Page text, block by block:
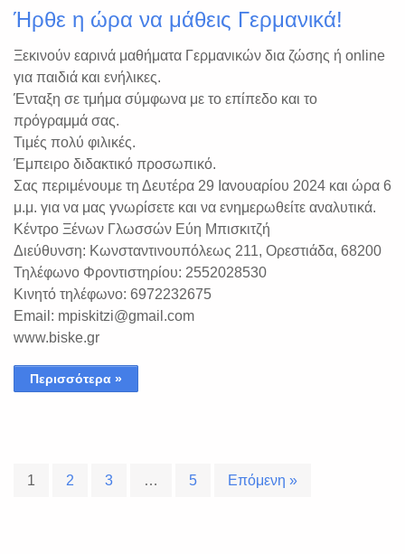
Ήρθε η ώρα να μάθεις Γερμανικά!
Ξεκινούν εαρινά μαθήματα Γερμανικών δια ζώσης ή online
για παιδιά και ενήλικες.
Ένταξη σε τμήμα σύμφωνα με το επίπεδο και το
πρόγραμμά σας.
Τιμές πολύ φιλικές.
Έμπειρο διδακτικό προσωπικό.
Σας περιμένουμε τη Δευτέρα 29 Ιανουαρίου 2024 και ώρα 6
μ.μ. για να μας γνωρίσετε και να ενημερωθείτε αναλυτικά.
Κέντρο Ξένων Γλωσσών Εύη Μπισκιτζή
Διεύθυνση: Κωνσταντινουπόλεως 211, Ορεστιάδα, 68200
Τηλέφωνο Φροντιστηρίου: 2552028530
Κινητό τηλέφωνο: 6972232675
Email: mpiskitzi@gmail.com
www.biske.gr
Περισσότερα »
1 2 3 … 5 Επόμενη »